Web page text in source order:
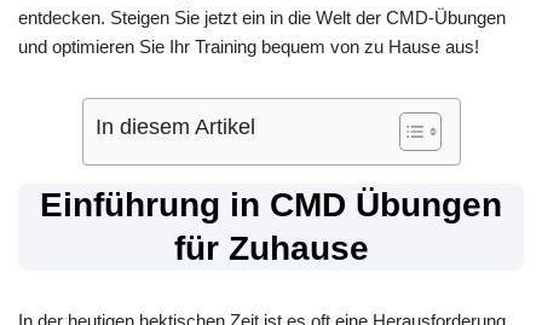
entdecken. Steigen Sie jetzt ein in die Welt der CMD-Übungen
und optimieren Sie Ihr Training bequem von zu Hause aus!
In diesem Artikel
Einführung in CMD Übungen
für Zuhause
In der heutigen hektischen Zeit ist es oft eine Herausforderung,